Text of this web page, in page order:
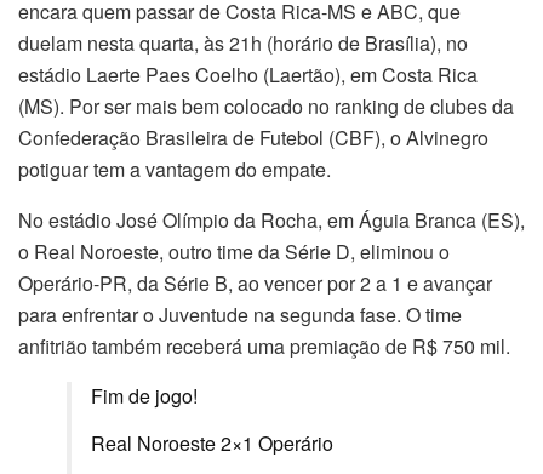
encara quem passar de Costa Rica-MS e ABC, que
duelam nesta quarta, às 21h (horário de Brasília), no
estádio Laerte Paes Coelho (Laertão), em Costa Rica
(MS). Por ser mais bem colocado no ranking de clubes da
Confederação Brasileira de Futebol (CBF), o Alvinegro
potiguar tem a vantagem do empate.
No estádio José Olímpio da Rocha, em Águia Branca (ES),
o Real Noroeste, outro time da Série D, eliminou o
Operário-PR, da Série B, ao vencer por 2 a 1 e avançar
para enfrentar o Juventude na segunda fase. O time
anfitrião também receberá uma premiação de R$ 750 mil.
Fim de jogo!
Real Noroeste 2×1 Operário